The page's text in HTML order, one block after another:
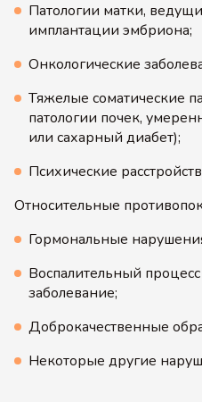
Патологии матки,
имплантации эмбриона;
Онкологические
Тяжелые соматические
патологии почек,
или сахарный диабет);
Психические
Относительные
Гормональные
Воспалительный
заболевание;
Доброкачественные
Некоторые другие